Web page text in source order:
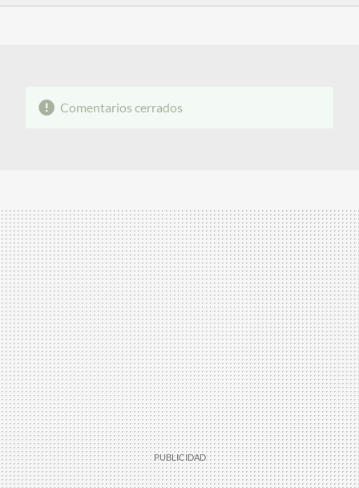
FACEBOOK
TWITTERFLIPBOARD
E-
WHATSAPP
Comentarios cerrados